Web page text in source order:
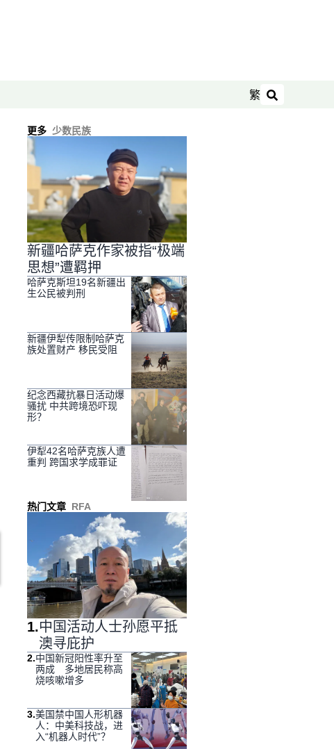
繁
搜索
更多 少数民族
新疆哈萨克作家被指“极端
思想”遭羁押
哈萨克斯坦19名新疆出
生公民被判刑
新疆伊犁传限制哈萨克
族处置财产 移民受阻
纪念西藏抗暴日活动爆
骚扰 中共跨境恐吓现
形？
伊犁42名哈萨克族人遭
重判 跨国求学成罪证
热门文章 RFA
1.中国活动人士孙愿平抵
澳寻庇护
2.中国新冠阳性率升至
两成 多地居民称高
烧咳嗽增多
3.美国禁中国人形机器
人：中美科技战，进
入“机器人时代”？